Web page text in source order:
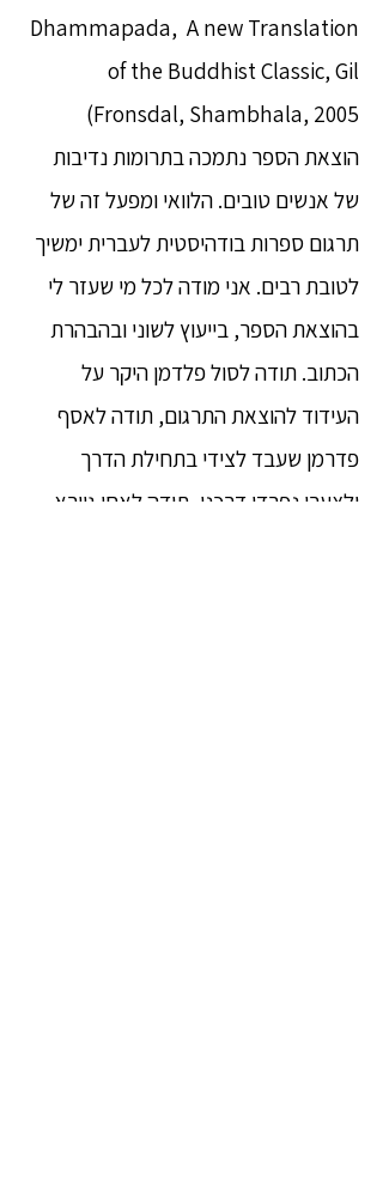
Dhammapada, A new Translation
of the Buddhist Classic, Gil
Fronsdal, Shambhala, 2005)
הוצאת הספר נתמכה בתרומות נדיבות
של אנשים טובים. הלוואי ומפעל זה של
תרגום ספרות בודהיסטית לעברית ימשיך
לטובת רבים. אני מודה לכל מי שעזר לי
בהוצאת הספר, בייעוץ לשוני ובהבהרת
הכתוב. תודה לסול פלדמן היקר על
העידוד להוצאת התרגום, תודה לאסף
פדרמן שעבד לצידי בתחילת הדרך
ולצערי נפרדו דרכנו, תודה לאחי גיורא